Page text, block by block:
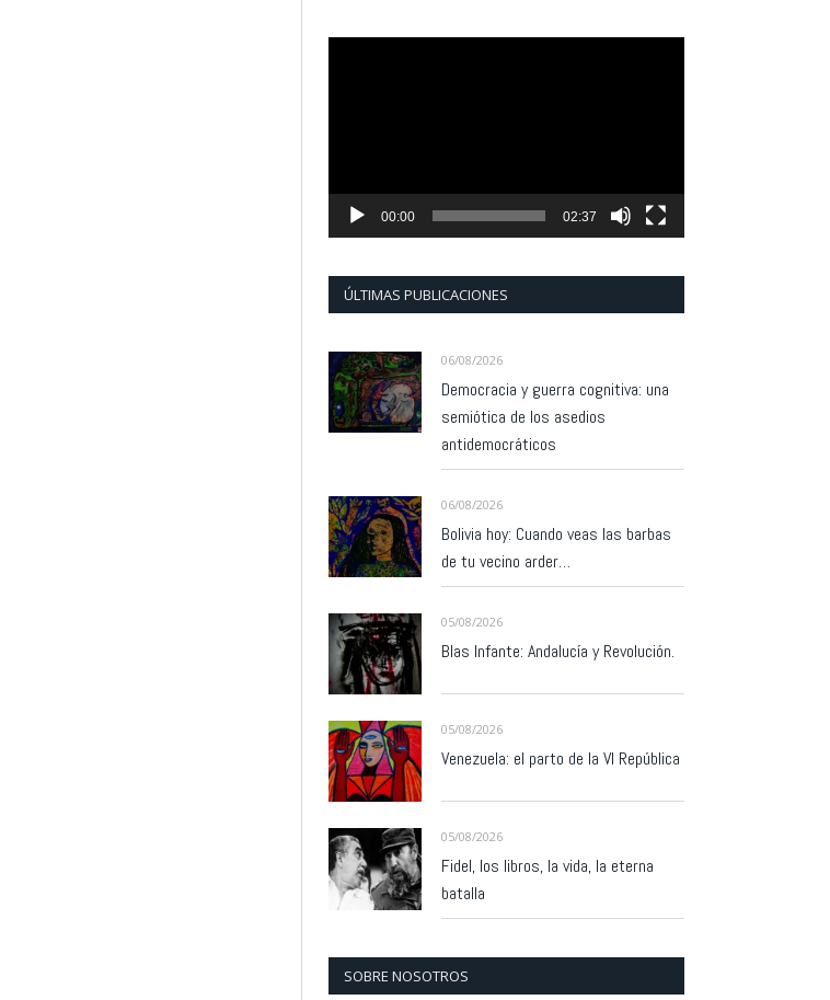
00:00 02:37
ÚLTIMAS PUBLICACIONES
06/08/2026
Democracia y guerra cognitiva: una
semiótica de los asedios
antidemocráticos
06/08/2026
Bolivia hoy: Cuando veas las barbas
de tu vecino arder…
05/08/2026
Blas Infante: Andalucía y Revolución.
05/08/2026
Venezuela: el parto de la VI República
05/08/2026
Fidel, los libros, la vida, la eterna
batalla
SOBRE NOSOTROS